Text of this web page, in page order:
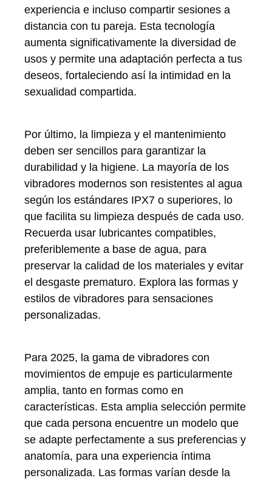
experiencia e incluso compartir sesiones a
distancia con tu pareja. Esta tecnología
aumenta significativamente la diversidad de
usos y permite una adaptación perfecta a tus
deseos, fortaleciendo así la intimidad en la
sexualidad compartida.
Por último, la limpieza y el mantenimiento
deben ser sencillos para garantizar la
durabilidad y la higiene. La mayoría de los
vibradores modernos son resistentes al agua
según los estándares IPX7 o superiores, lo
que facilita su limpieza después de cada uso.
Recuerda usar lubricantes compatibles,
preferiblemente a base de agua, para
preservar la calidad de los materiales y evitar
el desgaste prematuro. Explora las formas y
estilos de vibradores para sensaciones
personalizadas.
Para 2025, la gama de vibradores con
movimientos de empuje es particularmente
amplia, tanto en formas como en
características. Esta amplia selección permite
que cada persona encuentre un modelo que
se adapte perfectamente a sus preferencias y
anatomía, para una experiencia íntima
personalizada. Las formas varían desde la